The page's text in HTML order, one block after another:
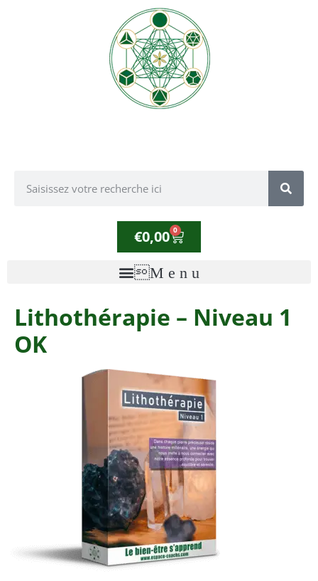
€0,00 0
Lithothérapie – Niveau 1
OK